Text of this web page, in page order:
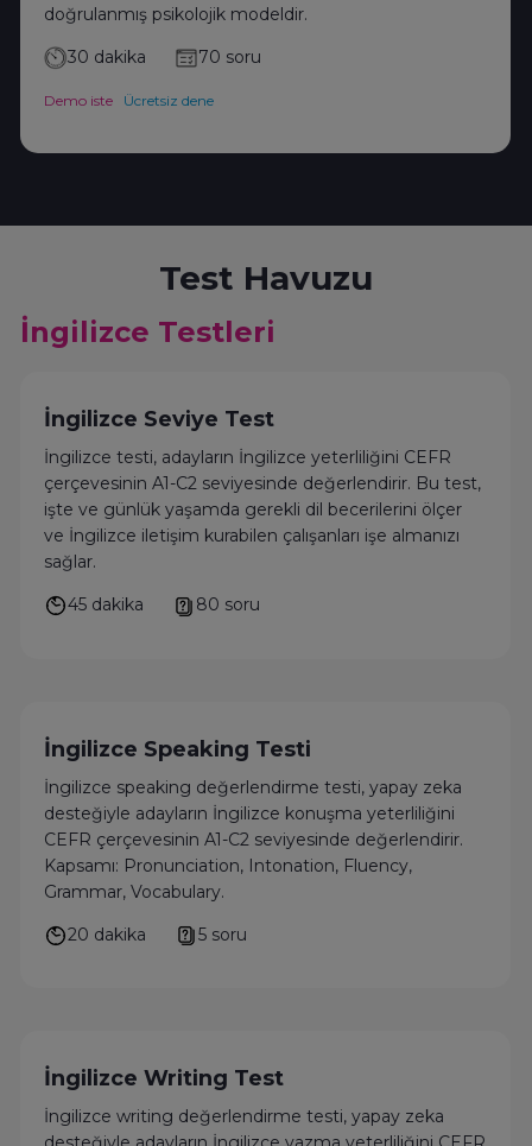
doğrulanmış psikolojik modeldir.
30 dakika
70 soru
Demo iste Ücretsiz dene
Test Havuzu
İngilizce Testleri
İngilizce Seviye Test
İngilizce testi, adayların İngilizce yeterliliğini CEFR
çerçevesinin A1-C2 seviyesinde değerlendirir. Bu test,
işte ve günlük yaşamda gerekli dil becerilerini ölçer
ve İngilizce iletişim kurabilen çalışanları işe almanızı
sağlar.
45 dakika
80 soru
İngilizce Speaking Testi
İngilizce speaking değerlendirme testi, yapay zeka
desteğiyle adayların İngilizce konuşma yeterliliğini
CEFR çerçevesinin A1-C2 seviyesinde değerlendirir.
Kapsamı: Pronunciation, Intonation, Fluency,
Grammar, Vocabulary.
20 dakika
5 soru
İngilizce Writing Test
İngilizce writing değerlendirme testi, yapay zeka